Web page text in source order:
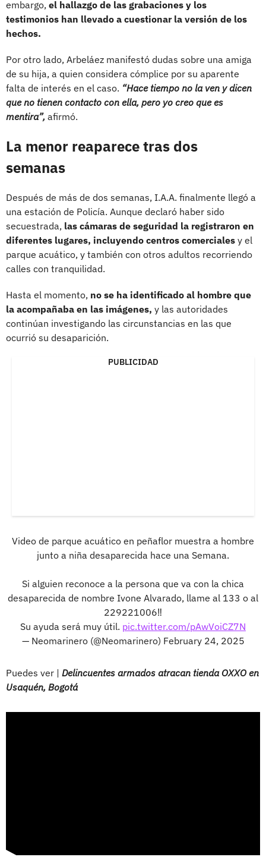
embargo, el hallazgo de las grabaciones y los
testimonios han llevado a cuestionar la versión de los
hechos.
Por otro lado, Arbeláez manifestó dudas sobre una amiga
de su hija, a quien considera cómplice por su aparente
falta de interés en el caso. “Hace tiempo no la ven y dicen
que no tienen contacto con ella, pero yo creo que es
mentira”, afirmó.
La menor reaparece tras dos
semanas
Después de más de dos semanas, I.A.A. finalmente llegó a
una estación de Policía. Aunque declaró haber sido
secuestrada, las cámaras de seguridad la registraron en
diferentes lugares, incluyendo centros comerciales y el
parque acuático, y también con otros adultos recorriendo
calles con tranquilidad.
Hasta el momento, no se ha identificado al hombre que
la acompañaba en las imágenes, y las autoridades
continúan investigando las circunstancias en las que
ocurrió su desaparición.
PUBLICIDAD
Video de parque acuático en peñaflor muestra a hombre
junto a niña desaparecida hace una Semana.
Si alguien reconoce a la persona que va con la chica
desaparecida de nombre Ivone Alvarado, llame al 133 o al
229221006‼️
Su ayuda será muy útil. pic.twitter.com/pAwVoiCZ7N
— Neomarinero (@Neomarinero) February 24, 2025
Puedes ver | Delincuentes armados atracan tienda OXXO en
Usaquén, Bogotá